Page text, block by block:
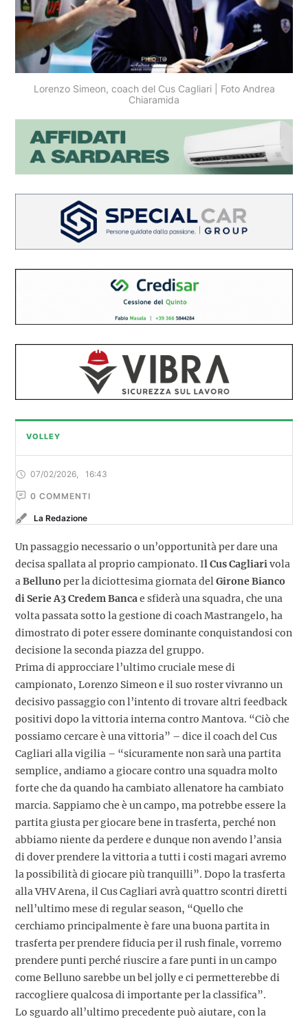
Lorenzo Simeon, coach del Cus Cagliari | Foto Andrea
Chiaramida
VOLLEY
07/02/2026 16:43
0 COMMENTI
La Redazione
Un passaggio necessario o un’opportunità per dare una
decisa spallata al proprio campionato. Il Cus Cagliarivola
aBelluno per la diciottesima giornata delGirone Bianco
di Serie A3 CredemBancae sfiderà una squadra, che una
volta passata sotto la gestione di coach Mastrangelo, ha
dimostrato di poter essere dominante conquistandosi con
decisione la seconda piazza del gruppo.
Prima di approcciare l’ultimo cruciale mese di
campionato, Lorenzo Simeon e il suo roster vivranno un
decisivo passaggio con l’intento di trovare altri feedback
positivi dopo la vittoria interna contro Mantova. “Ciò che
possiamo cercare è una vittoria” – dice il coach del Cus
Cagliari alla vigilia – “sicuramente non sarà una partita
semplice, andiamo a giocare contro una squadra molto
forte che da quando ha cambiato allenatore ha cambiato
marcia. Sappiamo che è un campo, ma potrebbe essere la
partita giusta per giocare bene in trasferta, perché non
abbiamo niente da perdere e dunque non avendo l’ansia
di dover prendere la vittoria a tutti i costi magari avremo
la possibilità di giocare più tranquilli”. Dopo la trasferta
alla VHV Arena, il Cus Cagliari avrà quattro scontri diretti
nell’ultimo mese di regular season, “Quello che
cerchiamo principalmente è fare una buona partita in
trasferta per prendere fiducia per il rush finale, vorremo
prendere punti perché riuscire a fare punti in un campo
come Belluno sarebbe un bel jolly e ci permetterebbe di
raccogliere qualcosa di importante per la classifica”.
Lo sguardo all’ultimo precedente può aiutare, con la